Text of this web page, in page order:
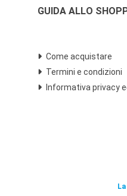
GUIDA ALLO
Come acquistare
Termini e condizioni
Informativa privacy